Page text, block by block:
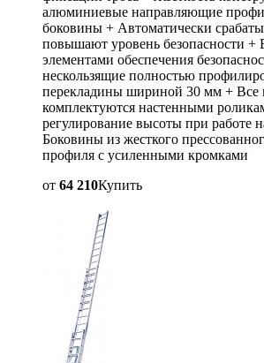
алюминиевые направляющие
боковины + Автоматически
повышают уровень безопасности
элементами обеспечения
нескользящие полностью
перекладины шириной 30 мм + Все
комплектуются настенными
регулирование высоты при работе
Боковины из жесткого
профиля с усиленными кромками
от 64 210Купить